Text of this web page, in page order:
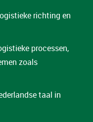
richting en
processen,
zoals
taal in